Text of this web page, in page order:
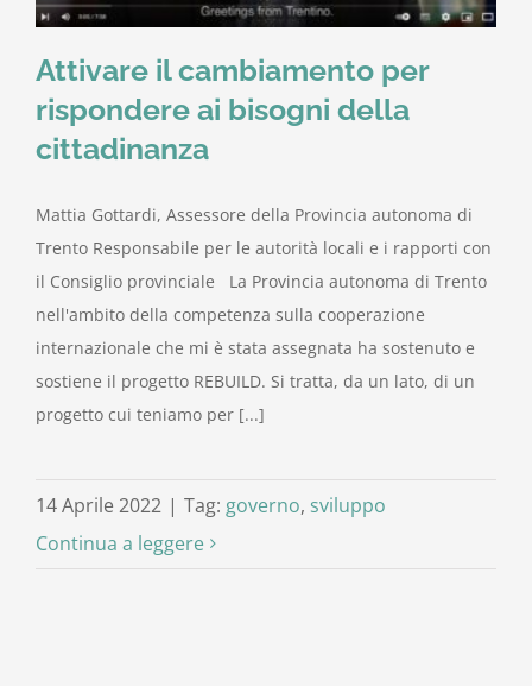
Attivare il cambiamento per
rispondere ai bisogni della
cittadinanza
Mattia Gottardi, Assessore della Provincia autonoma di
Trento Responsabile per le autorità locali e i rapporti con
il Consiglio provinciale La Provincia autonoma di Trento
nell'ambito della competenza sulla cooperazione
internazionale che mi è stata assegnata ha sostenuto e
sostiene il progetto REBUILD. Si tratta, da un lato, di un
progetto cui teniamo per [...]
14 Aprile 2022 | Tag: governo, sviluppo
Continua a leggere